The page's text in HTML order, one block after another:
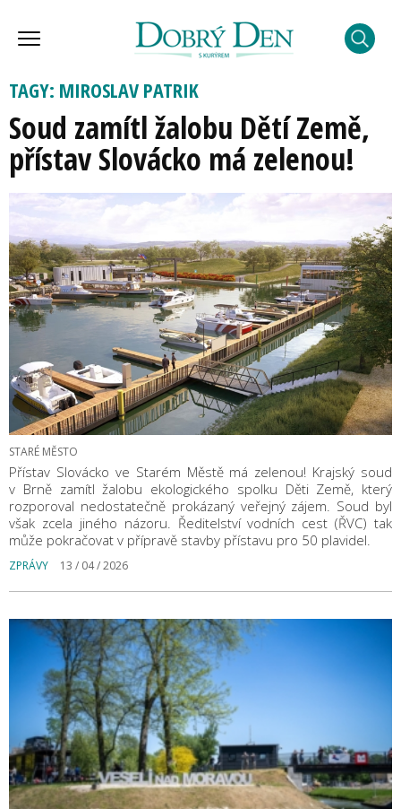
TAGY: MIROSLAV PATRIK
Soud zamítl žalobu Dětí Země,
přístav Slovácko má zelenou!
STARÉ MĚSTO
Přístav Slovácko ve Starém Městě má zelenou! Krajský soud
v Brně zamítl žalobu ekologického spolku Děti Země, který
rozporoval nedostatečně prokázaný veřejný zájem. Soud byl
však zcela jiného názoru. Ředitelství vodních cest (ŘVC) tak
může pokračovat v přípravě stavby přístavu pro 50 plavidel.
ZPRÁVY 13 / 04 / 2026